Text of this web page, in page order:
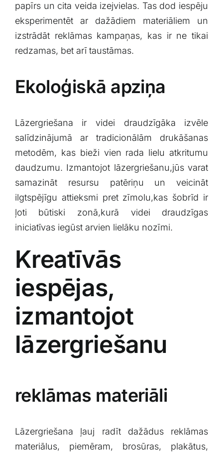
papīrs un⁢ cita veida izejvielas.‌ Tas dod iespēju‍
eksperimentēt ar dažādiem ​materiāliem‌ un​
izstrādāt reklāmas kampaņas, kas ir ne‌ tikai
redzamas, bet arī⁤ taustāmas.
Ekoloģiskā apziņa
Lāzergriešana ir videi draudzīgāka izvēle
salīdzinājumā ar tradicionālām drukāšanas
metodēm, kas bieži vien ⁤rada lielu atkritumu
daudzumu. Izmantojot lāzergriešanu,jūs varat
samazināt resursu patēriņu un veicināt
ilgtspējīgu attieksmi⁣ pret zīmolu,kas šobrīd ir
ļoti būtiski zonā,kurā⁢ videi ​draudzīgas
iniciatīvas⁣ iegūst arvien lielāku nozīmi.
Kreatīvās
iespējas,
izmantojot​
lāzergriešanu
reklāmas materiāli
Lāzergriešana ‍ļauj radīt dažādus reklāmas⁢
materiālus,​ piemēram, brosūras, plakātus,